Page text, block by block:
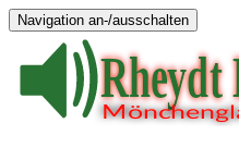
Navigation an-/ausschalten